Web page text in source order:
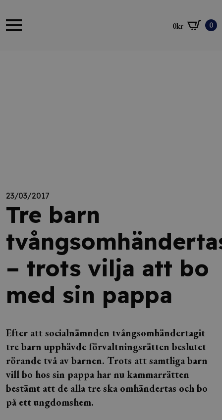
0kr 0
23/03/2017
Tre barn
– trots vilja att bo
med sin pappa
Efter att socialnämnden tvångsomhändertagit
tre barn upphävde förvaltningsrätten beslutet
rörande två av barnen. Trots att samtliga barn
vill bo hos sin pappa har nu kammarrätten
bestämt att de alla tre ska omhändertas och bo
på ett ungdomshem.